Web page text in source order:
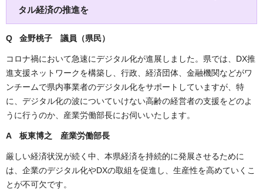
タル経済の推進を
Q 金野桃子 議員（県民）
コロナ禍において急速にデジタル化が進展しました。県では、DX推
進支援ネットワークを構築し、行政、経済団体、金融機関などがワ
ンチームで県内事業者のデジタル化をサポートしていますが、特
に、デジタル化の波についていけない高齢の経営者の支援をどのよ
うに行うのか、産業労働部長にお伺いいたします。
A 板東博之 産業労働部長
厳しい経済状況が続く中、本県経済を持続的に発展させるために
は、企業のデジタル化やDXの取組を促進し、生産性を高めていくこ
とが不可欠です。